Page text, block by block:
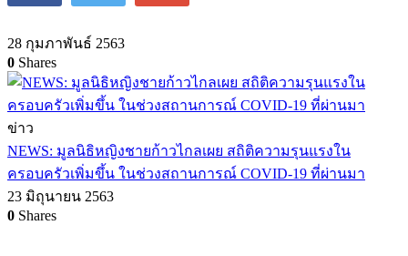
28 กุมภาพันธ์ 2563
0 Shares
ข่าว
NEWS: มูลนิธิ​หญิงชายก้าวไกลเผย สถิติความรุนแรงใน
ครอบครัวเพิ่มขึ้น ในช่วงสถานการณ์ COVID-19 ที่ผ่านมา
23 มิถุนายน 2563
0 Shares